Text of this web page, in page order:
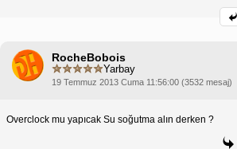
RocheBobois
Yarbay
19 Temmuz 2013 Cuma 11:56:00 (3532 mesaj)
Overclock mu yapıcak Su soğutma alın derken ?